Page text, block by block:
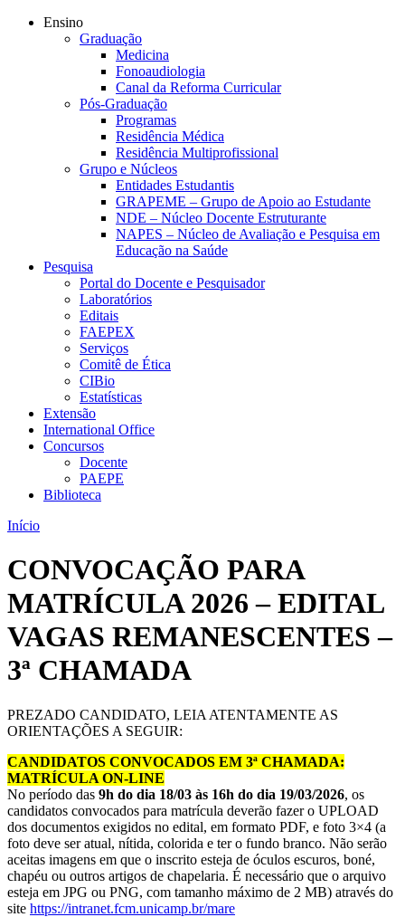
Ensino
Graduação
Medicina
Fonoaudiologia
Canal da Reforma Curricular
Pós-Graduação
Programas
Residência Médica
Residência Multiprofissional
Grupo e Núcleos
Entidades Estudantis
GRAPEME – Grupo de Apoio ao Estudante
NDE – Núcleo Docente Estruturante
NAPES – Núcleo de Avaliação e Pesquisa em
Educação na Saúde
Pesquisa
Portal do Docente e Pesquisador
Laboratórios
Editais
FAEPEX
Serviços
Comitê de Ética
CIBio
Estatísticas
Extensão
International Office
Concursos
Docente
PAEPE
Biblioteca
Início
CONVOCAÇÃO PARA
MATRÍCULA 2026 – EDITAL
VAGAS REMANESCENTES –
3ª CHAMADA
PREZADO CANDIDATO, LEIA ATENTAMENTE AS
ORIENTAÇÕES A SEGUIR:
CANDIDATOS CONVOCADOS EM 3ª CHAMADA:
MATRÍCULA ON-LINE
No período das 9h do dia 18/03 às 16h do dia 19/03/2026, os
candidatos convocados para matrícula deverão fazer o UPLOAD
dos documentos exigidos no edital, em formato PDF, e foto 3×4 (a
foto deve ser atual, nítida, colorida e ter o fundo branco. Não serão
aceitas imagens em que o inscrito esteja de óculos escuros, boné,
chapéu ou outros artigos de chapelaria. É necessário que o arquivo
esteja em JPG ou PNG, com tamanho máximo de 2 MB) através do
site https://intranet.fcm.unicamp.br/mare